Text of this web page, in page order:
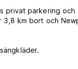
privat parkering och
3,8 km bort och